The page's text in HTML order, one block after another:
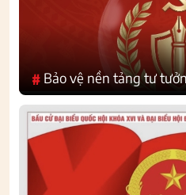
# Bảo vệ nền tảng tư